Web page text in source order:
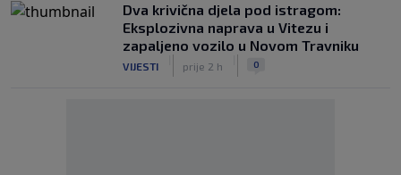
Dva krivična djela pod istragom:
Eksplozivna naprava u Vitezu i
zapaljeno vozilo u Novom Travniku
VIJESTI prije 2 h 0